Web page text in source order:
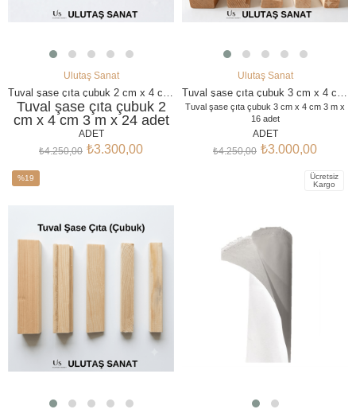
SEPETE EKLE
Ulutaş Sanat
Tuval şase çıta çubuk 2
cm x 4 cm 3 m x 24 adet
Tuval Çıtası 18×38 mm
Ahşap Şase – Kanvas Çıtası
ADET
₺3.300,00
₺4.250,00
SEPETE EKLE
Ulutaş Sanat
Tuval şase çıta çubuk 3 cm x 4 cm 3 m x
16 adet
Tuval Çıtası Duble 27×37 mm Ahşap Şase
– Kanvas Çıtası Kasnak Çıtası
ADET
₺3.000,00
₺4.250,00
%19
Ücretsiz
Kargo